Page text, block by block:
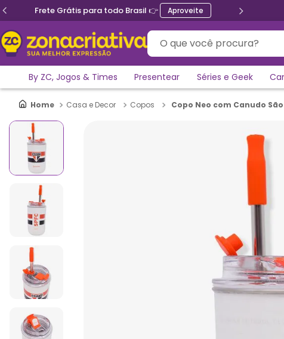
Ganhe 5% de desconto no PIX
O que você procura?
By ZC, Jogos & Times Presentear Séries e Geek
Casa e Decor Copos Copo Neo com Canudo